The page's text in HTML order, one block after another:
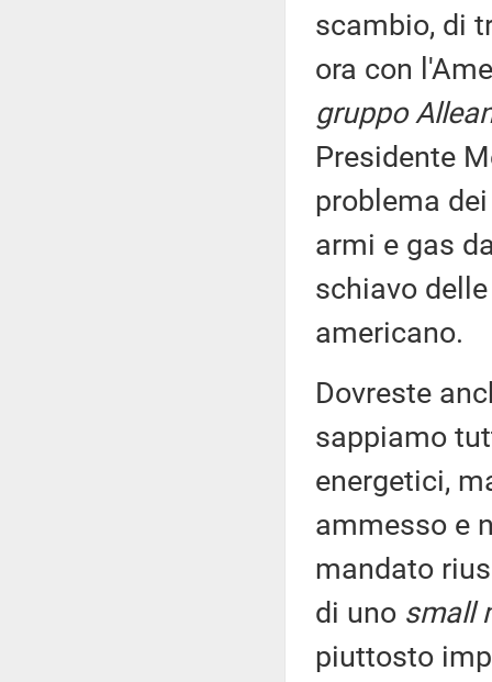
scambio, di
ora con
gruppo
Presidente
problema
armi e gas
schiavo
americano.
Dovreste
sappiamo
energetici,
ammesso e
mandato
di uno small
piuttosto